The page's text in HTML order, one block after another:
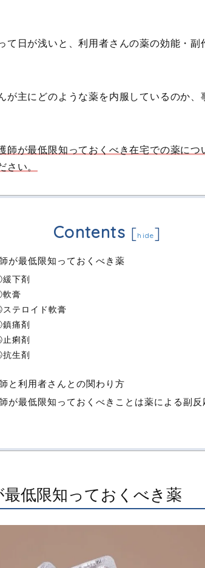
て日が浅いと、利用者さんの薬の効能・副
が主にどのような薬を内服しているのか、
師が最低限知っておくべき在宅での薬につ
さい。
Contents [hide]
が最低限知っておくべき薬
下剤
膏
テロイド軟膏
痛剤
痢剤
生剤
と利用者さんとの関わり方
が最低限知っておくべきことは薬による副反
最低限知っておくべき薬